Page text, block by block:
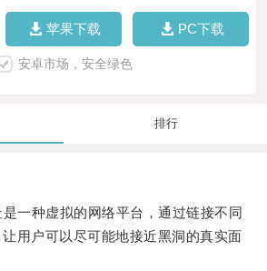
苹果下载 PC下载
安卓市场，安全绿色
排行
种虚拟的网络平台，通过链接不同
用户可以尽可能地接近黑洞的真实面